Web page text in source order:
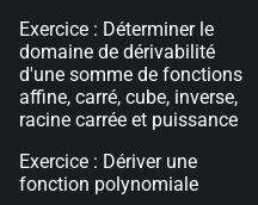
Exercice : Déterminer le
domaine de dérivabilité
d'une somme de fonctions
affine, carré, cube, inverse,
racine carrée et puissance
Exercice : Dériver une
fonction polynomiale